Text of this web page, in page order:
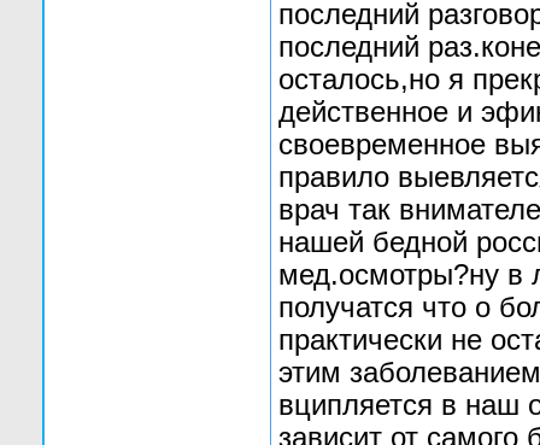
последний
последний
осталось,но я
действенное и
своевременное
правило
врач так
нашей бедной
мед.осмотры?ну в
получатся что о
практически не
этим
вципляется в наш
зависит от самого